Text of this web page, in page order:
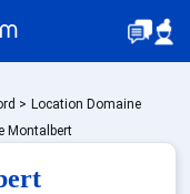
> Location Domaine
Montalbert